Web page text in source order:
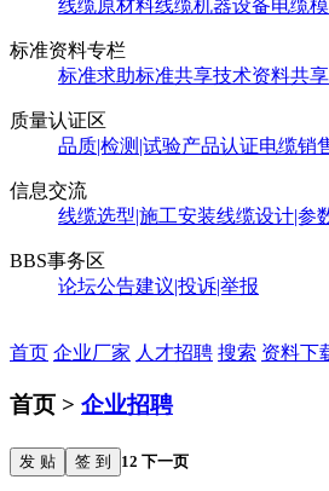
线缆原材料线缆机器设备电缆
标准资料专栏
标准求助标准共享技术资料共享
质量认证区
品质|检测|试验产品认证电缆销
信息交流
线缆选型|施工安装线缆设计|参
BBS事务区
论坛公告建议|投诉|举报
首页 企业厂家 人才招聘 搜索 资料下
首页 > 企业招聘
发 贴 签 到 12 下一页